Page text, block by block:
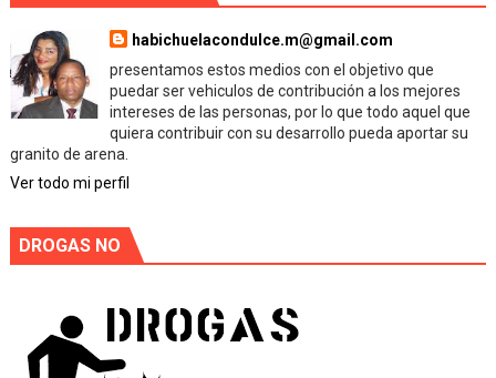
habichuelacondulce.m@gmail.com
presentamos estos medios con el objetivo que
puedar ser vehiculos de contribución a los mejores
intereses de las personas, por lo que todo aquel que
quiera contribuir con su desarrollo pueda aportar su
granito de arena.
Ver todo mi perfil
DROGAS NO